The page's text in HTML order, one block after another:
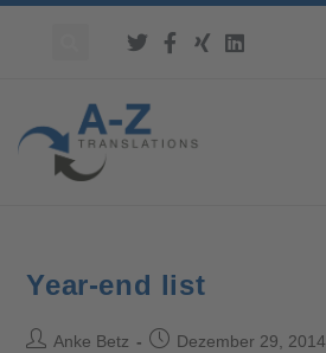
Year-end list
Anke Betz
Dezember 29, 2014